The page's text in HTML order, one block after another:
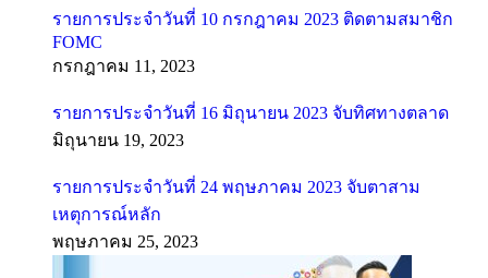
รายการประจำวันที่ 10 กรกฎาคม 2023 ติดตามสมาชิก
FOMC
กรกฎาคม 11, 2023
รายการประจำวันที่ 16 มิถุนายน 2023 จับทิศทางตลาด
มิถุนายน 19, 2023
รายการประจำวันที่ 24 พฤษภาคม 2023 จับตาสาม
เหตุการณ์หลัก
พฤษภาคม 25, 2023